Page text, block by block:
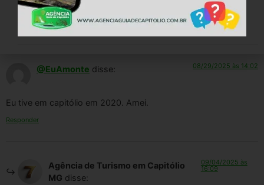
phone=5537999225328&text=Ol
Responder
@EuAmonte disse: 08/29/2025 às 14:02
Eu tive em capitólio em 2020. Amei.
Responder
Agência de Turismo em Capitólio
MG disse:
09/04/2025 às
16:09